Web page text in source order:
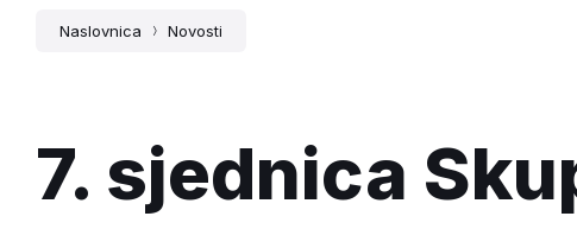
Naslovnica Novosti
7. sjednica